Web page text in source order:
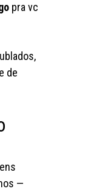
pra vc
de
—